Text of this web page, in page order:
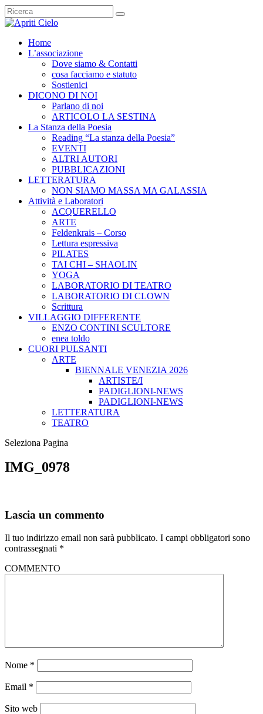
Home
L’associazione
Dove siamo & Contatti
cosa facciamo e statuto
Sostienici
DICONO DI NOI
Parlano di noi
ARTICOLO LA SESTINA
La Stanza della Poesia
Reading “La stanza della Poesia”
EVENTI
ALTRI AUTORI
PUBBLICAZIONI
LETTERATURA
NON SIAMO MASSA MA GALASSIA
Attività e Laboratori
ACQUERELLO
ARTE
Feldenkrais – Corso
Lettura espressiva
PILATES
TAI CHI – SHAOLIN
YOGA
LABORATORIO DI TEATRO
LABORATORIO DI CLOWN
Scrittura
VILLAGGIO DIFFERENTE
ENZO CONTINI SCULTORE
enea toldo
CUORI PULSANTI
ARTE
BIENNALE VENEZIA 2026
ARTISTE/I
PADIGLIONI-NEWS
PADIGLIONI-NEWS
LETTERATURA
TEATRO
Seleziona Pagina
IMG_0978
Lascia un commento
Il tuo indirizzo email non sarà pubblicato. I campi obbligatori sono
contrassegnati *
COMMENTO
Nome *
Email *
Sito web